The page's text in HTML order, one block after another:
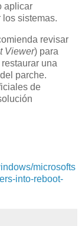
aplicar
sistemas.
revisar
Viewer) para
una
parche.
de
microsofts
into-reboot-